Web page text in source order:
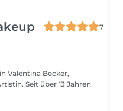
7
Jahren